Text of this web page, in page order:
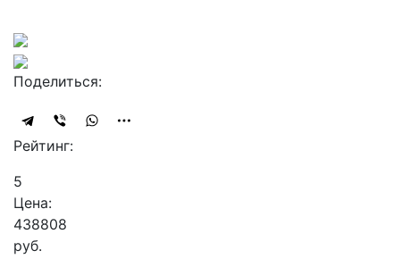
Поделиться:
Рейтинг:
5
Цена:
438808
руб.